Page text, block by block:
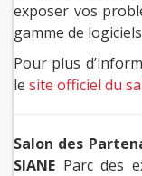
exposer vos
gamme de
Pour plus
le site officiel du
Salon des
SIANE Parc des